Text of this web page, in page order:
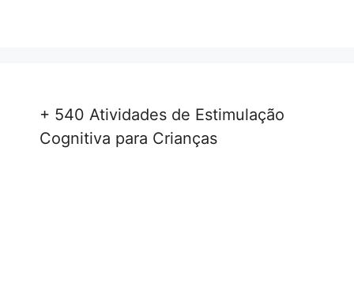
+ 540 Atividades de Estimulação
Cognitiva para Crianças